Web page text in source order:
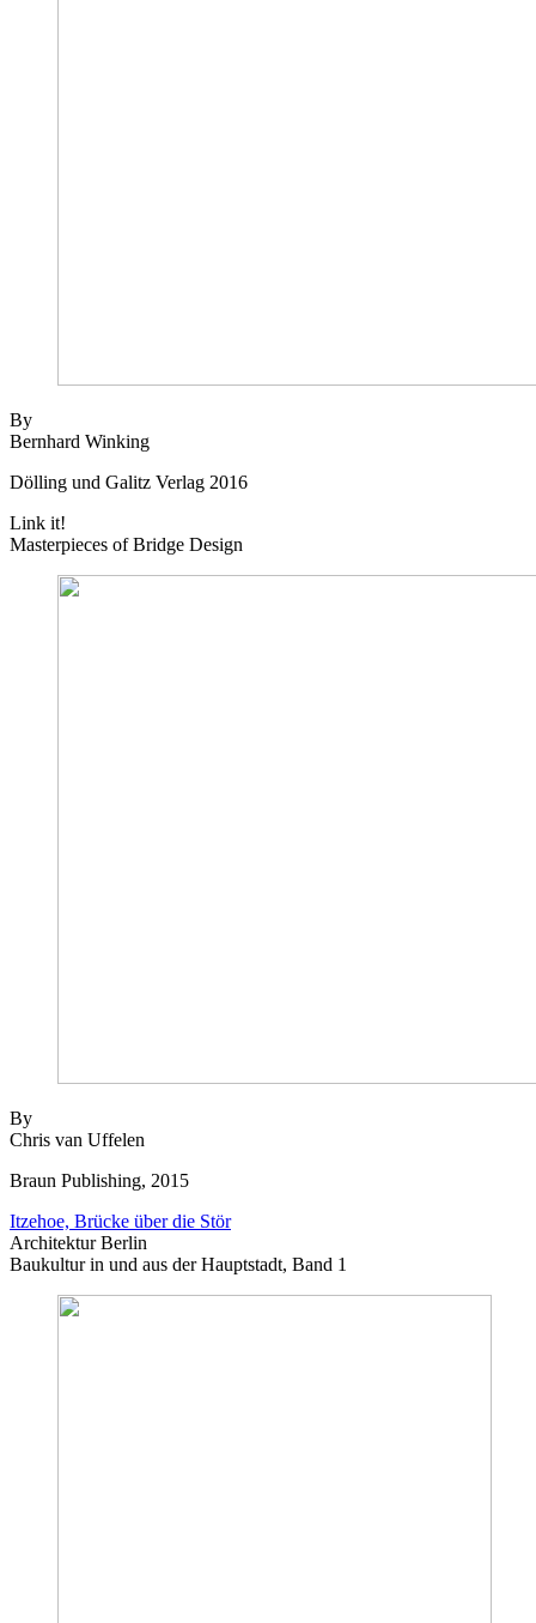
By
Bernhard Winking
Dölling und Galitz Verlag 2016
Link it!
Masterpieces of Bridge Design
By
Chris van Uffelen
Braun Publishing, 2015
Itzehoe, Brücke über die Stör
Architektur Berlin
Baukultur in und aus der Hauptstadt, Band 1